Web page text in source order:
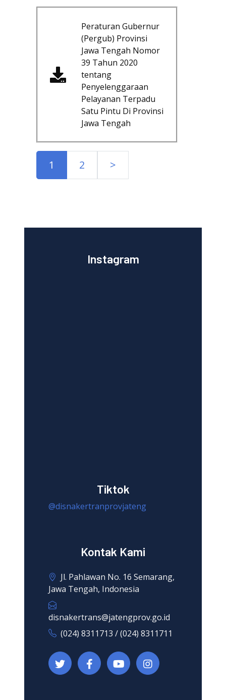
Peraturan Gubernur
(Pergub) Provinsi
Jawa Tengah Nomor
39 Tahun 2020
tentang
Penyelenggaraan
Pelayanan Terpadu
Satu Pintu Di Provinsi
Jawa Tengah
1 2 >
Instagram
Tiktok
@disnakertranprovjateng
Kontak Kami
Jl. Pahlawan No. 16 Semarang,
Jawa Tengah, Indonesia
disnakertrans@jatengprov.go.id
(024) 8311713 / (024) 8311711